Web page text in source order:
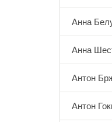
Анна
Анна
Антон
Антон